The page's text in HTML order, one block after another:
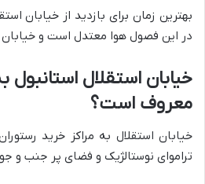
بهترین زمان برای بازدید از خیابان
در این فصول هوا معتدل است و
خیابان استقلال
معروف است؟
خیابان استقلال به مراکز خرید
تراموای نوستالژیک و فضای پر جنب